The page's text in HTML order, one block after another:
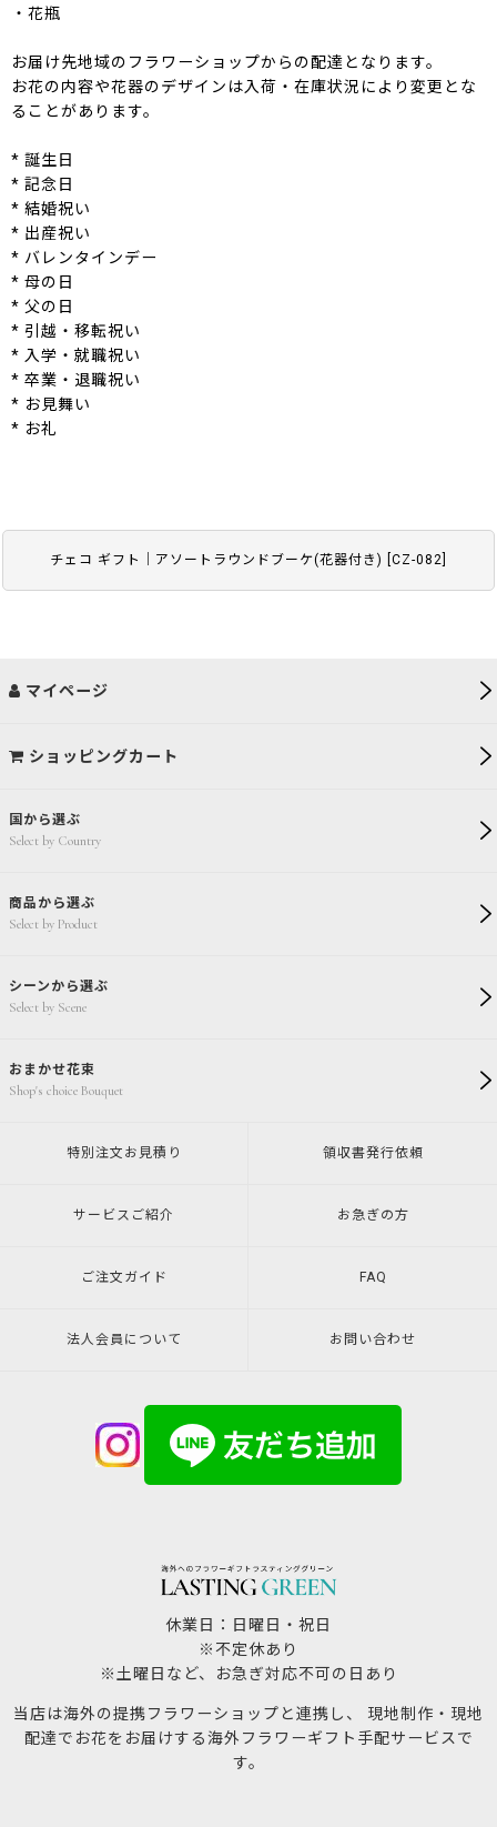
チェコ ギフト｜アソートラウンドブーケ(花器付き) CZ-082
・花瓶
お届け先地域のフラワーショップからの配達となります。
お花の内容や花器のデザインは入荷・在庫状況により変更とな
ることがあります。
* 誕生日
* 記念日
* 結婚祝い
* 出産祝い
* バレンタインデー
* 母の日
* 父の日
* 引越・移転祝い
* 入学・就職祝い
* 卒業・退職祝い
* お見舞い
* お礼
国から選ぶ
Select by Country
商品から選ぶ
Select by Product
シーンから選ぶ
Select by Scene
おまかせ花束
Shop's choice Bouquet
マイページ
ショッピングカート
特別注文 お見積り 領収書発行依頼
サービスご紹介 お急ぎの方
ご注文ガイド FAQ
法人会員について お問い合わせ
休業日：日曜日・祝日
※不定休あり
※土曜日など、お急ぎ対応不可の日あり
当店は海外の提携フラワーショップと連携し、 現地制作・現地
配達でお花をお届けする海外フラワーギフト手配サービスで
す。